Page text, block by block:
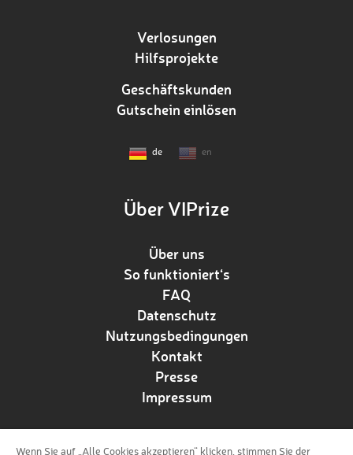
Verlosungen
Hilfsprojekte
Geschäftskunden
Gutschein einlösen
de en
Über VIPrize
Über uns
So funktioniert‘s
FAQ
Datenschutz
Nutzungsbedingungen
Kontakt
Presse
Impressum
Wenn Sie auf „Alle Cookies akzeptieren“ klicken, stimmen Sie der